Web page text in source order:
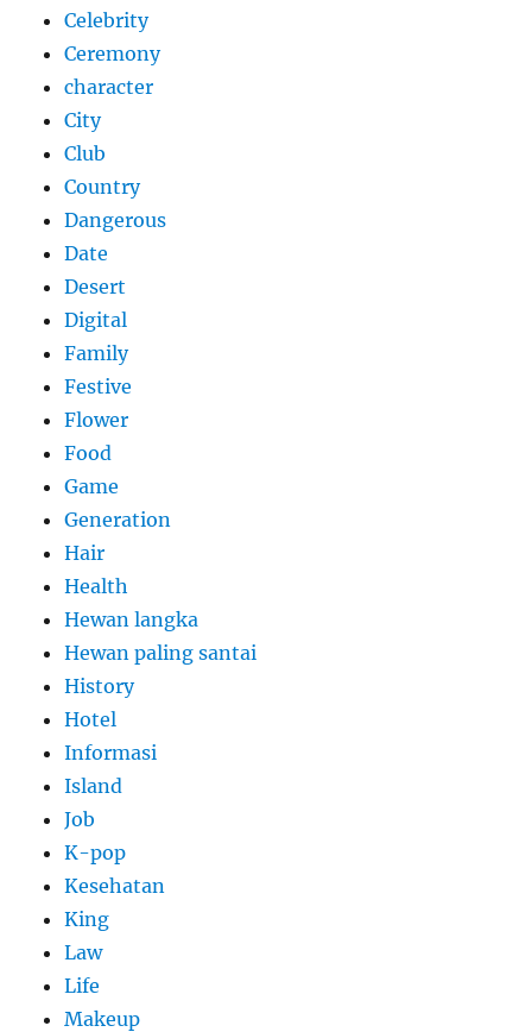
Celebrity
Ceremony
character
City
Club
Country
Dangerous
Date
Desert
Digital
Family
Festive
Flower
Food
Game
Generation
Hair
Health
Hewan langka
Hewan paling santai
History
Hotel
Informasi
Island
Job
K-pop
Kesehatan
King
Law
Life
Makeup